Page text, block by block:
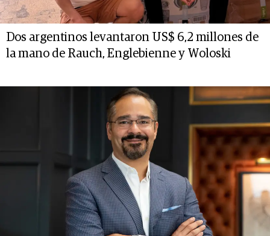
Dos argentinos levantaron US$ 6,2 millones de
la mano de Rauch, Englebienne y Woloski